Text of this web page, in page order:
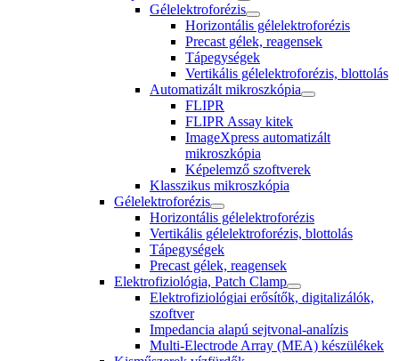
Gélelektroforézis
Horizontális gélelektroforézis
Precast gélek, reagensek
Tápegységek
Vertikális gélelektroforézis, blottolás
Automatizált mikroszkópia
FLIPR
FLIPR Assay kitek
ImageXpress automatizált
mikroszkópia
Képelemző szoftverek
Klasszikus mikroszkópia
Gélelektroforézis
Horizontális gélelektroforézis
Vertikális gélelektroforézis, blottolás
Tápegységek
Precast gélek, reagensek
Elektrofiziológia, Patch Clamp
Elektrofiziológiai erősítők, digitalizálók,
szoftver
Impedancia alapú sejtvonal-analízis
Multi-Electrode Array (MEA) készülékek